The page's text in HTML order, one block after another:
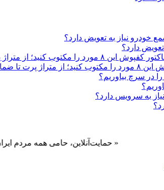
خودرو نیاز به تعویض دارد؟
دارد؟
مکتوب کنید؛ از متراژ پرت تا ضمانت نصب
تا ضمانت نصب
را در سرچ بیاوریم؟
به سرویس دارد؟
« حمایت‌آنلاین، حامی همه مردم ایران »